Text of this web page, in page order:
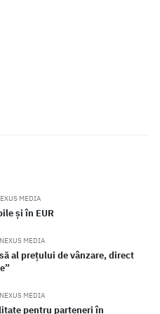
MEDIA
și în EUR
NEXUS MEDIA
al prețului de vânzare, direct
NEXUS MEDIA
pentru parteneri în